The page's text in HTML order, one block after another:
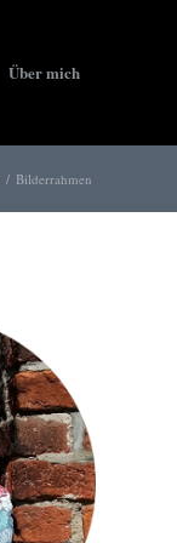
Über mich
/ Bilderrahmen